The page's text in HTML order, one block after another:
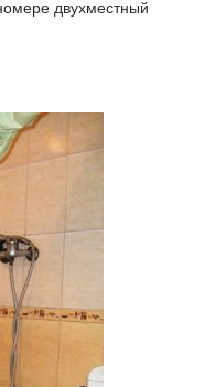
двухместный